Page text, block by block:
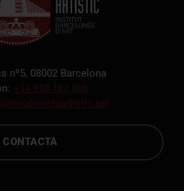
nº5, 08002 Barcelona
+34 933 187 866
CONTACTA